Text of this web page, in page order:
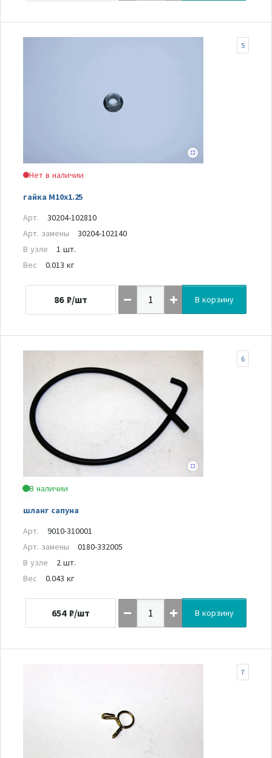
Нет в наличии
гайка M10x1.25
5
Арт.
30204-102810
Арт. замены
30204-102140
В узле
1 шт.
Вес
0.013 кг
86 ₽/шт В корзину
В наличии
шланг сапуна
6
Арт.
9010-310001
Арт. замены
0180-332005
В узле
2 шт.
Вес
0.043 кг
654 ₽/шт В корзину
7